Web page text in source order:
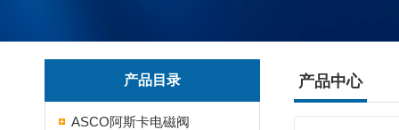
产品目录
ASCO阿斯卡电磁阀
产品中心